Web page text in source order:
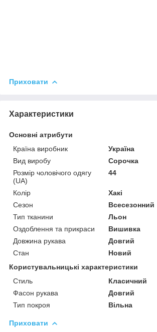
Приховати
Характеристики
Основні атрибути
Країна виробник
Україна
Вид виробу
Сорочка
Розмір чоловічого одягу
(UA)
44
Колір
Хакі
Сезон
Всесезонний
Тип тканини
Льон
Оздоблення та прикраси
Вишивка
Довжина рукава
Довгий
Стан
Новий
Користувальницькі характеристики
Стиль
Класичний
Фасон рукава
Довгий
Тип покроя
Вільна
Приховати